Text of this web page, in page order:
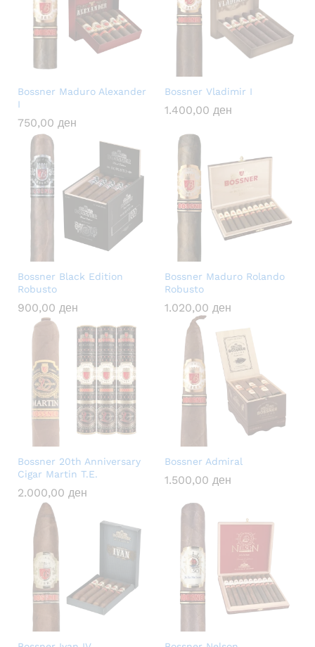
Bossner Maduro Alexander
I
750,00 ден
Bossner Vladimir I
1.400,00 ден
Bossner Black Edition
Robusto
900,00 ден
Bossner Maduro Rolando
Robusto
1.020,00 ден
Bossner 20th Anniversary
Cigar Martin T.E.
2.000,00 ден
Bossner Admiral
1.500,00 ден